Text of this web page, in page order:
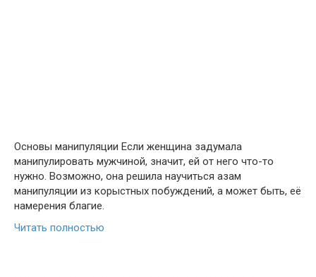
Основы манипуляции Если женщина задумала
манипулировать мужчиной, значит, ей от него что-то
нужно. Возможно, она решила научиться азам
манипуляции из корыстных побуждений, а может быть, её
намерения благие.
Читать полностью